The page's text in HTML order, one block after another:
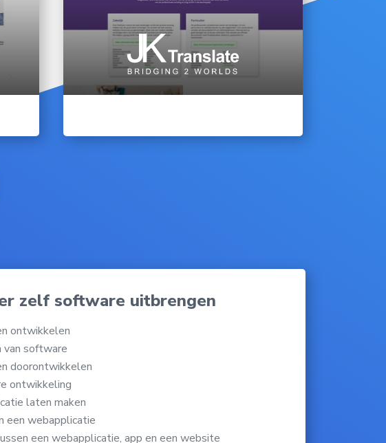
zelf software uitbrengen
ontwikkelen
software
doorontwikkelen
ontwikkeling
laten maken
een webapplicatie
een webapplicatie, app en een website